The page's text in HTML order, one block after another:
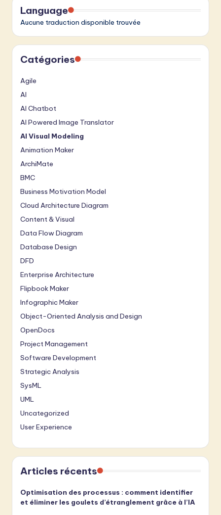
Language
Aucune traduction disponible trouvée
Catégories
Agile
AI
AI Chatbot
AI Powered Image Translator
AI Visual Modeling
Animation Maker
ArchiMate
BMC
Business Motivation Model
Cloud Architecture Diagram
Content & Visual
Data Flow Diagram
Database Design
DFD
Enterprise Architecture
Flipbook Maker
Infographic Maker
Object-Oriented Analysis and Design
OpenDocs
Project Management
Software Development
Strategic Analysis
SysML
UML
Uncategorized
User Experience
Articles récents
Optimisation des processus : comment identifier
et éliminer les goulets d’étranglement grâce à l’IA